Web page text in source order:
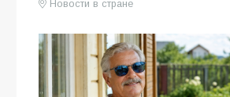
Новости в стране